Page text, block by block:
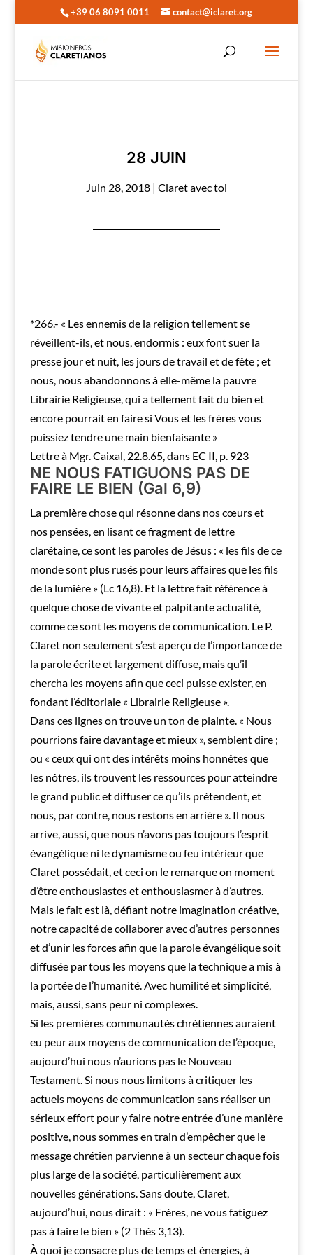
+39 06 8091 0011 contact@iclaret.org
28 JUIN
Juin 28, 2018| Claret avec toi
*266.- « Les ennemis de la religion tellement se
réveillent-ils, et nous, endormis : eux font suer la
presse jour et nuit, les jours de travail et de fête ; et
nous, nous abandonnons à elle-même la pauvre
Librairie Religieuse, qui a tellement fait du bien et
encore pourrait en faire si Vous et les frères vous
puissiez tendre une main bienfaisante »
Lettre à Mgr. Caixal, 22.8.65, dans EC II, p. 923
NE NOUS FATIGUONS PAS DE
FAIRE LE BIEN (Gal 6,9)
La première chose qui résonne dans nos cœurs et
nos pensées, en lisant ce fragment de lettre
clarétaine, ce sont les paroles de Jésus : « les fils de ce
monde sont plus rusés pour leurs affaires que les fils
de la lumière » (Lc 16,8). Et la lettre fait référence à
quelque chose de vivante et palpitante actualité,
comme ce sont les moyens de communication. Le P.
Claret non seulement s’est aperçu de l’importance de
la parole écrite et largement diffuse, mais qu’il
chercha les moyens afin que ceci puisse exister, en
fondant l’éditoriale « Librairie Religieuse ».
Dans ces lignes on trouve un ton de plainte. « Nous
pourrions faire davantage et mieux », semblent dire ;
ou « ceux qui ont des intérêts moins honnêtes que
les nôtres, ils trouvent les ressources pour atteindre
le grand public et diffuser ce qu’ils prétendent, et
nous, par contre, nous restons en arrière ». Il nous
arrive, aussi, que nous n’avons pas toujours l’esprit
évangélique ni le dynamisme ou feu intérieur que
Claret possédait, et ceci on le remarque on moment
d’être enthousiastes et enthousiasmer à d’autres.
Mais le fait est là, défiant notre imagination créative,
notre capacité de collaborer avec d’autres personnes
et d’unir les forces afin que la parole évangélique soit
diffusée par tous les moyens que la technique a mis à
la portée de l’humanité. Avec humilité et simplicité,
mais, aussi, sans peur ni complexes.
Si les premières communautés chrétiennes auraient
eu peur aux moyens de communication de l’époque,
aujourd’hui nous n’aurions pas le Nouveau
Testament. Si nous nous limitons à critiquer les
actuels moyens de communication sans réaliser un
sérieux effort pour y faire notre entrée d’une manière
positive, nous sommes en train d’empêcher que le
message chrétien parvienne à un secteur chaque fois
plus large de la société, particulièrement aux
nouvelles générations. Sans doute, Claret,
aujourd’hui, nous dirait : « Frères, ne vous fatiguez
pas à faire le bien » (2 Thés 3,13).
À quoi je consacre plus de temps et énergies, à